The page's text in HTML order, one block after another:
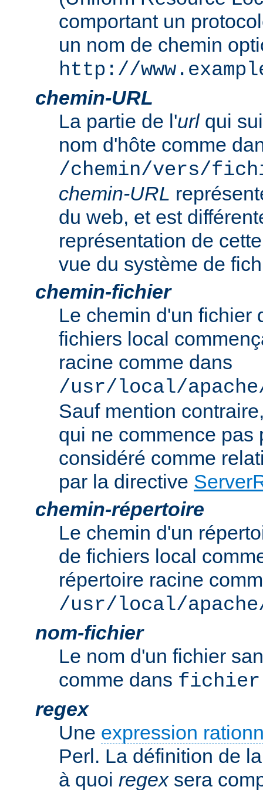
comportant un
un nom de chemin
http://
chemin-URL
La partie de l'urlqui
nom d'hôte comme
/chemin/vers/
chemin-URL
du web, et est
représentation de
vue du système de
chemin-fichier
Le chemin d'un fichier
fichiers local
racine comme dans
/usr/local/
Sauf mention
qui ne commence pas
considéré comme
par la directive
chemin-répertoire
Le chemin d'un
de fichiers local
répertoire racine
/usr/local/
nom-fichier
Le nom d'un fichier
comme dans
regex
Une expression
Perl. La définition de
à quoi regexsera